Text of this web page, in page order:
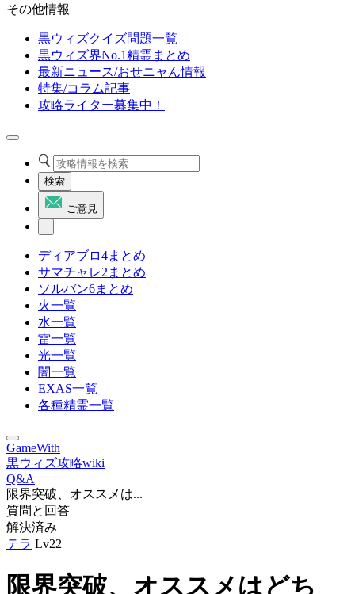
その他情報
黒ウィズクイズ問題一覧
黒ウィズ界No.1精霊まとめ
最新ニュース/おせニャん情報
特集/コラム記事
攻略ライター募集中！
検索
ご意見
ディアブロ4まとめ
サマチャレ2まとめ
ソルバン6まとめ
火一覧
水一覧
雷一覧
光一覧
闇一覧
EXAS一覧
各種精霊一覧
GameWith
黒ウィズ攻略wiki
Q&A
限界突破、オススメは...
質問と回答
解決済み
テラ Lv22
限界突破、オススメはどち